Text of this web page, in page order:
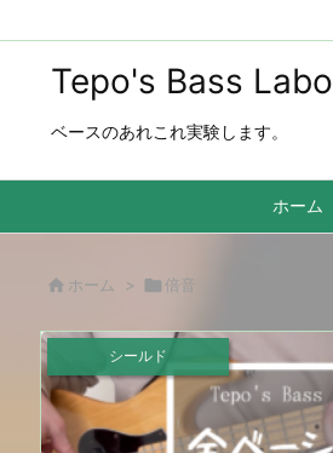
Tepo's Bass Labo
ベースのあれこれ実験します。
ホーム
 ホーム > 倍音
シールド